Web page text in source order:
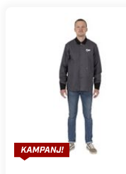
rörelsefrihet.
sommarbruk eller en
behöver för att